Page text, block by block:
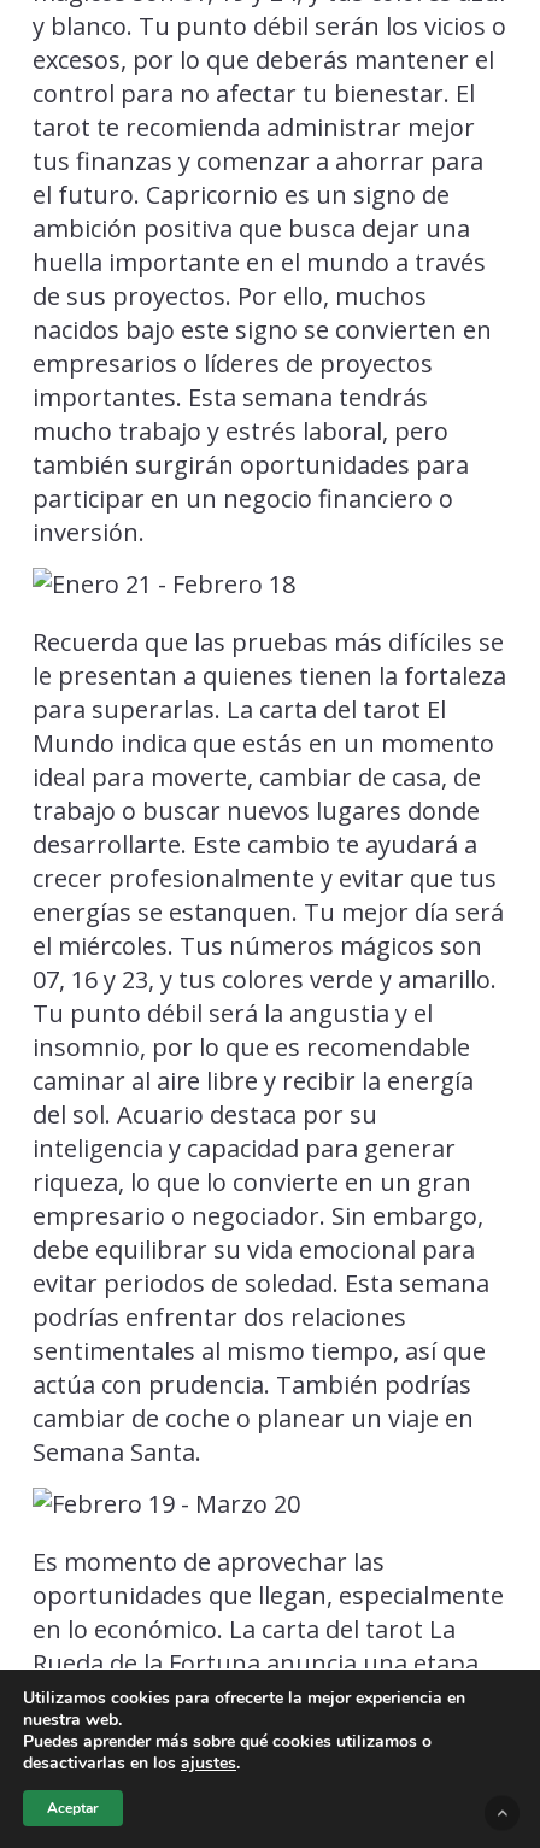
y blanco. Tu punto débil serán los vicios o
excesos, por lo que deberás mantener el
control para no afectar tu bienestar. El
tarot te recomienda administrar mejor
tus finanzas y comenzar a ahorrar para
el futuro. Capricornio es un signo de
ambición positiva que busca dejar una
huella importante en el mundo a través
de sus proyectos. Por ello, muchos
nacidos bajo este signo se convierten en
empresarios o líderes de proyectos
importantes. Esta semana tendrás
mucho trabajo y estrés laboral, pero
también surgirán oportunidades para
participar en un negocio financiero o
inversión.
Recuerda que las pruebas más difíciles se
le presentan a quienes tienen la fortaleza
para superarlas. La carta del tarot El
Mundo indica que estás en un momento
ideal para moverte, cambiar de casa, de
trabajo o buscar nuevos lugares donde
desarrollarte. Este cambio te ayudará a
crecer profesionalmente y evitar que tus
energías se estanquen. Tu mejor día será
el miércoles. Tus números mágicos son
07, 16 y 23, y tus colores verde y amarillo.
Tu punto débil será la angustia y el
insomnio, por lo que es recomendable
caminar al aire libre y recibir la energía
del sol. Acuario destaca por su
inteligencia y capacidad para generar
riqueza, lo que lo convierte en un gran
empresario o negociador. Sin embargo,
debe equilibrar su vida emocional para
evitar periodos de soledad. Esta semana
podrías enfrentar dos relaciones
sentimentales al mismo tiempo, así que
actúa con prudencia. También podrías
cambiar de coche o planear un viaje en
Semana Santa.
Es momento de aprovechar las
oportunidades que llegan, especialmente
en lo económico. La carta del tarot La
Rueda de la Fortuna anuncia una etapa
de crecimiento y buena suerte. Estás en
tu temporada de cumpleaños, por lo que
recibirás felicitaciones, regalos
inesperados y celebraciones especiales.
Tu mejor día será el 19 de marzo. Tus
Utilizamos cookies para ofrecerte la mejor experiencia en
nuestra web.
Puedes aprender más sobre qué cookies utilizamos o
desactivarlas en los ajustes.
Aceptar